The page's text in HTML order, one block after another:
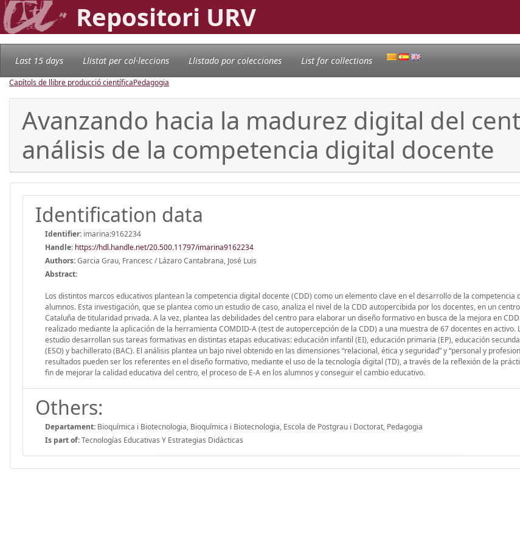
Repositori URV
Last 15 days Llistat per col·leccions Llistado por colecciones List for collections
Capítols de llibre producció científicaPedagogia
Avanzando hacia la madurez digital del
análisis de la competencia digital docente
Identification data
Identifier: imarina:9162234
Handle: https://hdl.handle.net/20.500.11797/imarina9162234
Authors:Garcia Grau, Francesc / Lázaro Cantabrana, José Luis
Abstract:
Los distintos marcos educativos plantean la competencia digital docente (CDD) como un elemento clave en el desarrollo de la competencia
alumnos. Esta investigación, que se plantea como un estudio de caso, analiza el nivel de la CDD autopercibida por los docentes, en un
Cataluña de titularidad privada. A la vez, plantea las debilidades del centro para elaborar un diseño formativo en busca de la mejora en
realizado mediante la aplicación de la herramienta COMDID-A (test de autopercepción de la CDD) a una muestra de 67 docentes en activo.
estudio desarrollan sus tareas formativas en distintas etapas educativas: educación infantil (EI), educación primaria (EP), educación
(ESO) y bachillerato (BAC). El análisis plantea un bajo nivel obtenido en las dimensiones “relacional, ética y seguridad” y “personal y
resultados pueden ser los referentes en el diseño formativo, mediante el uso de la tecnología digital (TD), a través de la reflexión de la
fin de mejorar la calidad educativa del centro, el proceso de E-A en los alumnos y conseguir el cambio educativo.
Others:
Departament: Bioquímica i Biotecnologia, Bioquímica i Biotecnologia, Escola de Postgrau i Doctorat, Pedagogia
Is part of:Tecnologías Educativas Y Estrategias Didácticas